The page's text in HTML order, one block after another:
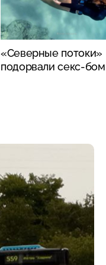
«Северные потоки»
подорвали секс-